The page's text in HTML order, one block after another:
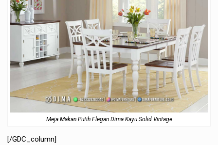
Meja Makan Putih Elegan Dima Kayu Solid Vintage
[/GDC_column]